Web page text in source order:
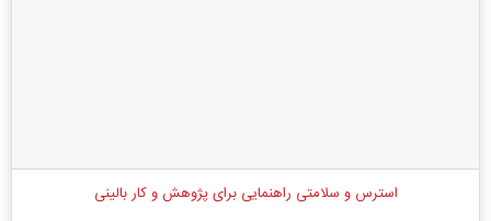
استرس و سلامتی راهنمایی برای پژوهش و کار بالینی